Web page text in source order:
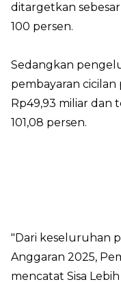
ditargetkan sebesar
100 persen.
Sedangkan
pembayaran
Rp49,93 miliar dan
101,08 persen.
"Dari keseluruhan
Anggaran 2025,
mencatat Sisa